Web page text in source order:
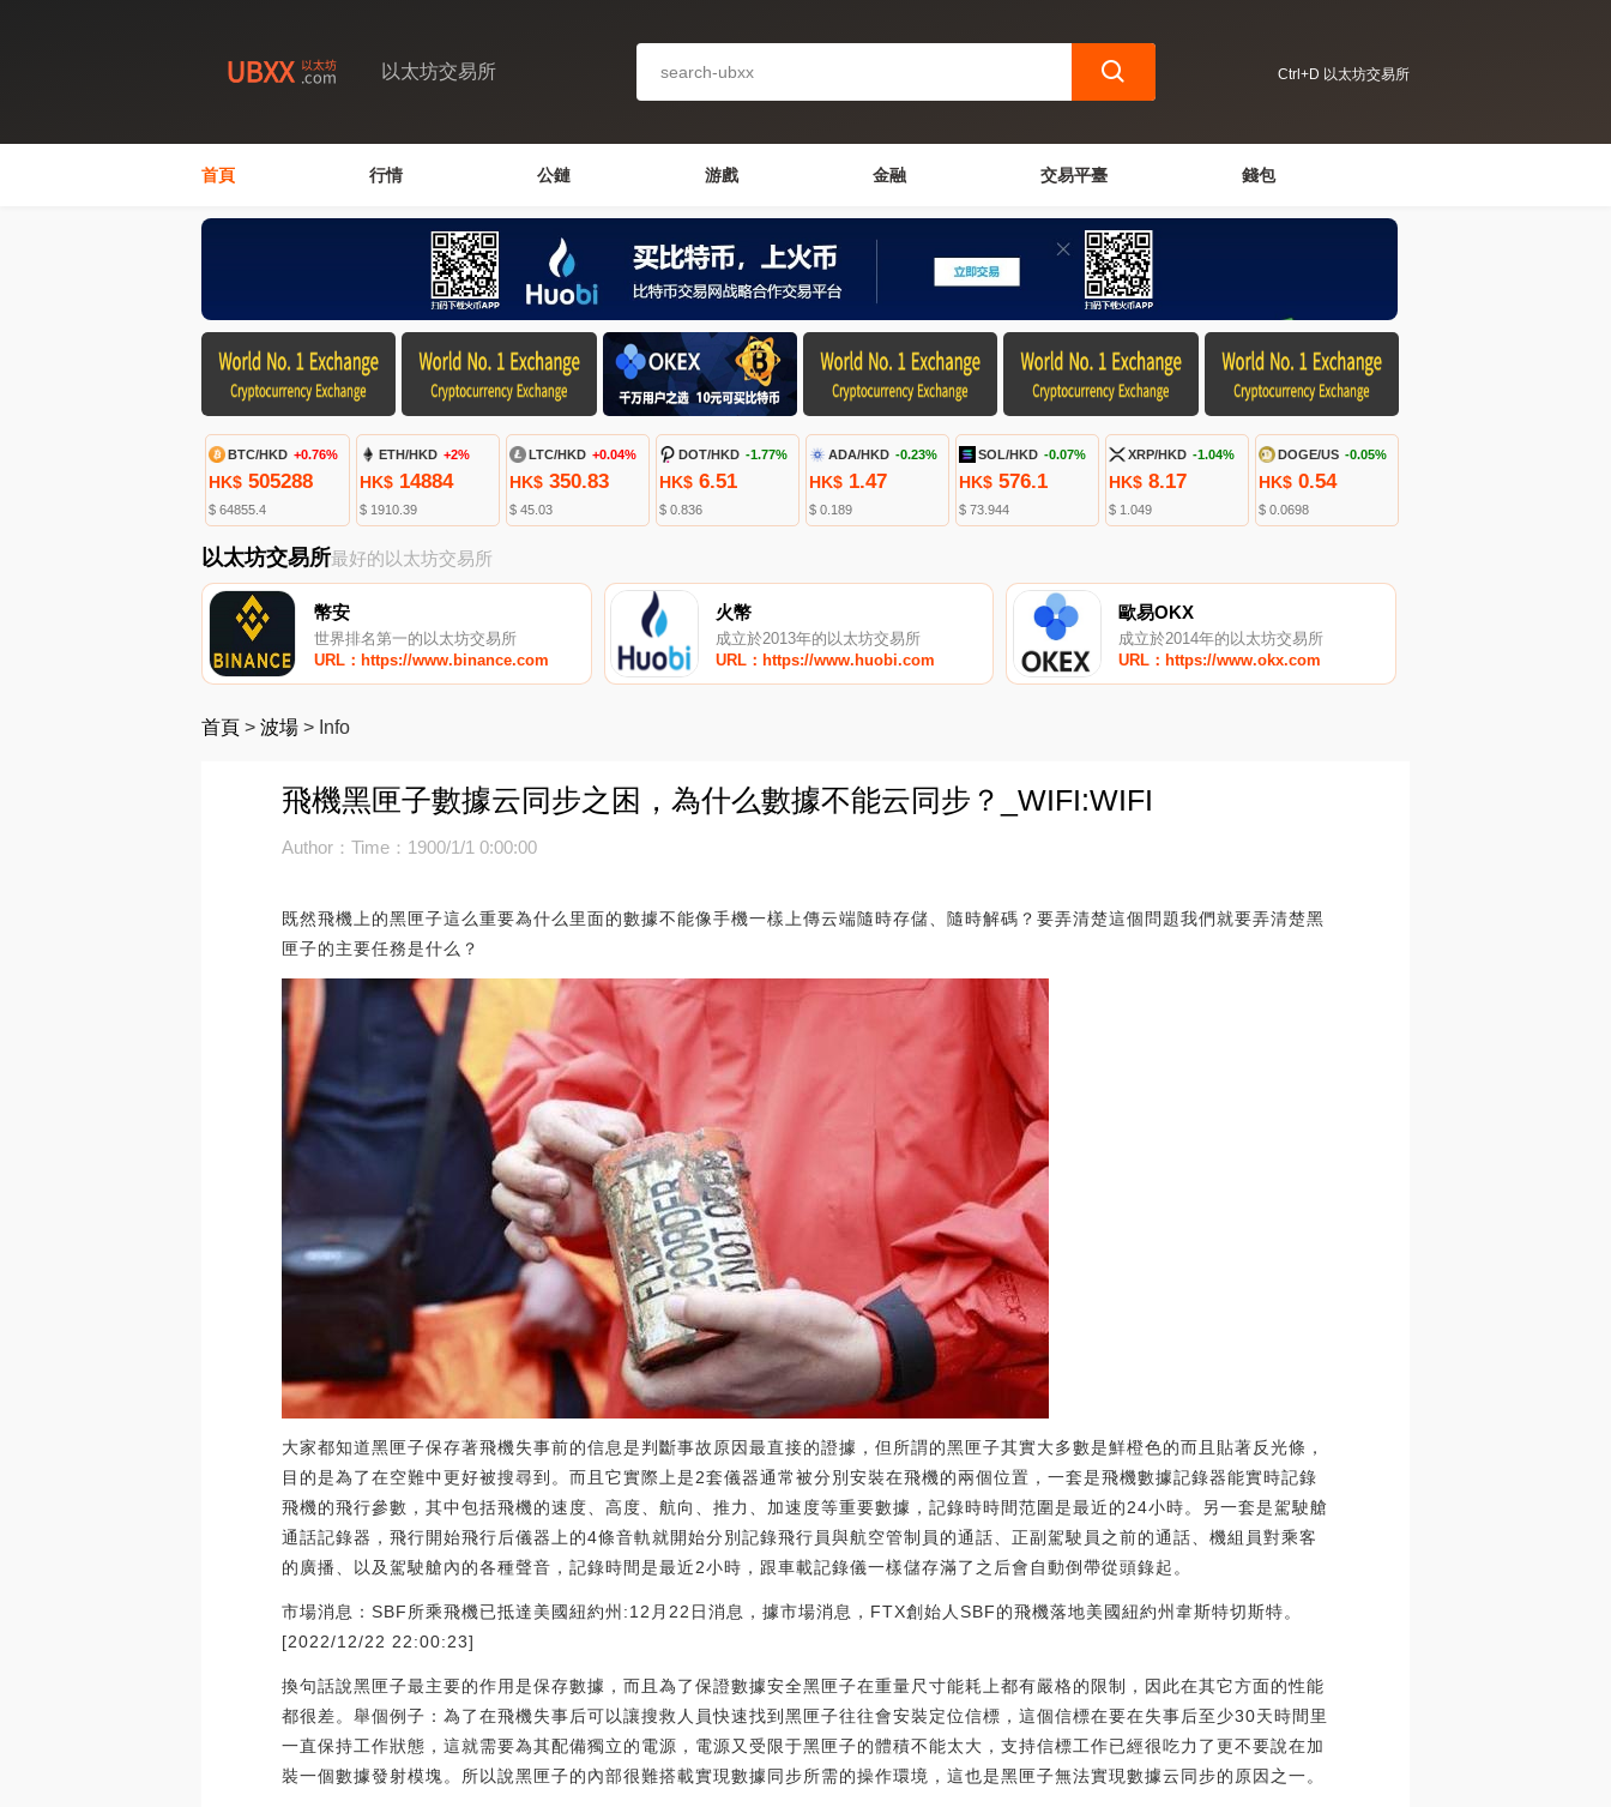
以太坊交易所 Ctrl+D 以太坊交易所
首頁 行情 公鏈 游戲 金融 交易平臺 錢包
BTC/HKD +0.76%
HK$ 505288
$ 64855.4
ETH/HKD +2%
HK$14884
$ 1910.39
LTC/HKD +0.04%
HK$350.83
$ 45.03
DOT/HKD -1.77%
HK$6.51
$ 0.836
ADA/HKD -0.23%
HK$1.47
$ 0.189
SOL/HKD -0.07%
HK$ 576.1
$ 73.944
XRP/HKD -1.04%
HK$ 8.17
$ 1.049
DOGE/US -0.05%
HK$ 0.54
$ 0.0698
以太坊交易所最好的以太坊交易所
幣安
世界排名第一的以太坊交易所
URL：https://www.binance.com
火幣
成立於2013年的以太坊交易所
URL：https://www.huobi.com
歐易OKX
成立於2014年的以太坊交易所
URL：https://www.okx.com
首頁 > 波場 > Info
飛機黑匣子數據云同步之困，為什么數據不能云同步？_WIFI:WIFI
Author：Time：1900/1/1 0:00:00
既然飛機上的黑匣子這么重要為什么里面的數據不能像手機一樣上傳云端隨時存儲、隨時解碼？要弄清楚這個問題我們就要弄清楚黑
匣子的主要任務是什么？
大家都知道黑匣子保存著飛機失事前的信息是判斷事故原因最直接的證據，但所謂的黑匣子其實大多數是鮮橙色的而且貼著反光條，
目的是為了在空難中更好被搜尋到。而且它實際上是2套儀器通常被分別安裝在飛機的兩個位置，一套是飛機數據記錄器能實時記錄
飛機的飛行參數，其中包括飛機的速度、高度、航向、推力、加速度等重要數據，記錄時時間范圍是最近的24小時。另一套是駕駛艙
通話記錄器，飛行開始飛行后儀器上的4條音軌就開始分別記錄飛行員與航空管制員的通話、正副駕駛員之前的通話、機組員對乘客
的廣播、以及駕駛艙內的各種聲音，記錄時間是最近2小時，跟車載記錄儀一樣儲存滿了之后會自動倒帶從頭錄起。
市場消息：SBF所乘飛機已抵達美國紐約州:12月22日消息，據市場消息，FTX創始人SBF的飛機落地美國紐約州韋斯特切斯特。
[2022/12/22 22:00:23]
換句話說黑匣子最主要的作用是保存數據，而且為了保證數據安全黑匣子在重量尺寸能耗上都有嚴格的限制，因此在其它方面的性能
都很差。舉個例子：為了在飛機失事后可以讓搜救人員快速找到黑匣子往往會安裝定位信標，這個信標在要在失事后至少30天時間里
一直保持工作狀態，這就需要為其配備獨立的電源，電源又受限于黑匣子的體積不能太大，支持信標工作已經很吃力了更不要說在加
裝一個數據發射模塊。所以說黑匣子的內部很難搭載實現數據同步所需的操作環境，這也是黑匣子無法實現數據云同步的原因之一。